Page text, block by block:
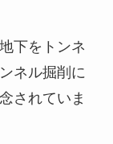
下をトンネ
ネル掘削に
されていま